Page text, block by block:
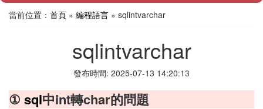
當前位置： 首頁 » 編程語言 » sqlintvarchar
sqlintvarchar
發布時間: 2025-07-13 14:20:13
① sql中int轉char的問題